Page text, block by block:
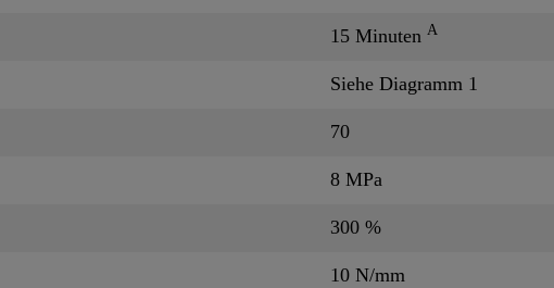
15 Minuten A
Siehe Diagramm 1
70
8 MPa
300 %
10 N/mm